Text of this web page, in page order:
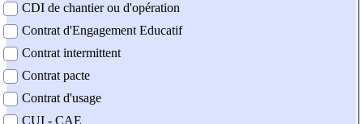
CDI de chantier ou d'opération
Contrat d'Engagement Educatif
Contrat intermittent
Contrat pacte
Contrat d'usage
CUI - CAE